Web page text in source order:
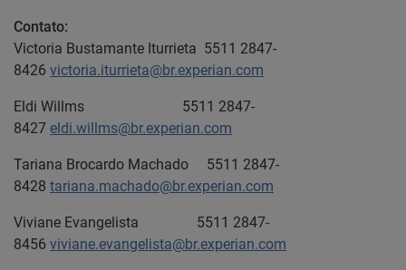
Contato:
Victoria Bustamante Iturrieta 5511 2847-
8426 victoria.iturrieta@br.experian.com
Eldi Willms 5511 2847-
8427 eldi.willms@br.experian.com
Tariana Brocardo Machado 5511 2847-
8428 tariana.machado@br.experian.com
Viviane Evangelista 5511 2847-
8456 viviane.evangelista@br.experian.com